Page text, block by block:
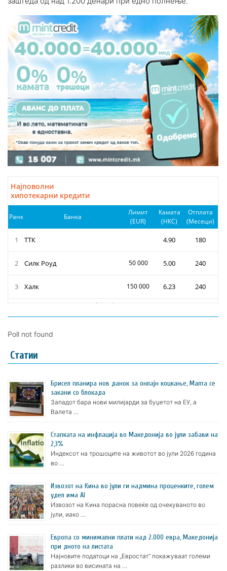
Poll not found
Статии
Брисел планира нов данок за онлајн коцкање, Малта се
закани со блокада
Западот бара нови милијарди за буџетот на ЕУ, а
Валета …
Стапката на инфлација во Македонија во јули забави на
2,3%
Индексот на трошоците на животот во јули 2026 година
во …
Извозот на Кина во јули ги надмина проценките, голем
удел има AI
Извозот на Кина порасна повеќе од очекуваното во
јули, иако …
Европа со минимални плати над 2.000 евра, Македонија
при дното на листата
Најновите податоци на „Евростат“ покажуваат големи
разлики во висината на …